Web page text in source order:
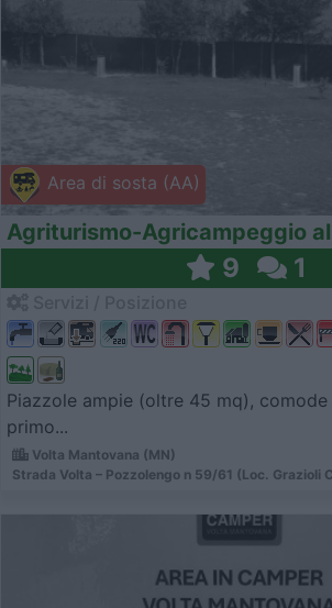
Area di sosta (AA)
Agriturismo-Agricampeggio
9 1
Piazzole ampie (oltre 45 mq),
primo...
Volta Mantovana (MN)
Strada Volta – Pozzolengo n 59/61 (Loc. Grazioli